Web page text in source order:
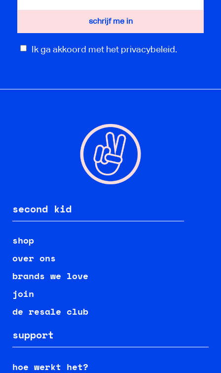
Ik ga akkoord met het privacybeleid.
second kid
shop
over ons
brands we love
join
de resale club
support
hoe werkt het?